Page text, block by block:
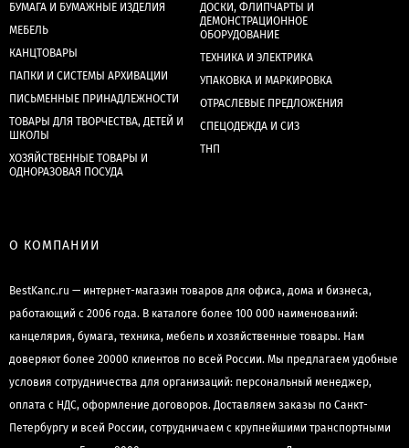
БУМАГА И БУМАЖНЫЕ ИЗДЕЛИЯ
МЕБЕЛЬ
КАНЦТОВАРЫ
ПАПКИ И СИСТЕМЫ АРХИВАЦИИ
ПИСЬМЕННЫЕ ПРИНАДЛЕЖНОСТИ
ТОВАРЫ ДЛЯ ТВОРЧЕСТВА, ДЕТЕЙ И
ШКОЛЫ
ХОЗЯЙСТВЕННЫЕ ТОВАРЫ И
ОДНОРАЗОВАЯ ПОСУДА
ДОСКИ, ФЛИПЧАРТЫ И
ДЕМОНСТРАЦИОННОЕ
ОБОРУДОВАНИЕ
ТЕХНИКА И ЭЛЕКТРИКА
УПАКОВКА И МАРКИРОВКА
ОТРАСЛЕВЫЕ ПРЕДЛОЖЕНИЯ
СПЕЦОДЕЖДА И СИЗ
ТНП
О КОМПАНИИ
BestKanc.ru — интернет-магазин товаров для офиса, дома и бизнеса,
работающий с 2006 года. В каталоге более 100 000 наименований:
канцелярия, бумага, техника, мебель и хозяйственные товары. Нам
доверяют более 20000 клиентов по всей России. Мы предлагаем удобные
условия сотрудничества для организаций: персональный менеджер,
оплата с НДС, оформление договоров. Доставляем заказы по Санкт-
Петербургу и всей России, сотрудничаем с крупнейшими транспортными